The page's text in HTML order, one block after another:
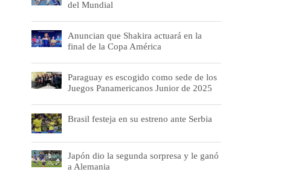
del Mundial
Anuncian que Shakira actuará en la
final de la Copa América
Paraguay es escogido como sede de los
Juegos Panamericanos Junior de 2025
Brasil festeja en su estreno ante Serbia
Japón dio la segunda sorpresa y le ganó
a Alemania